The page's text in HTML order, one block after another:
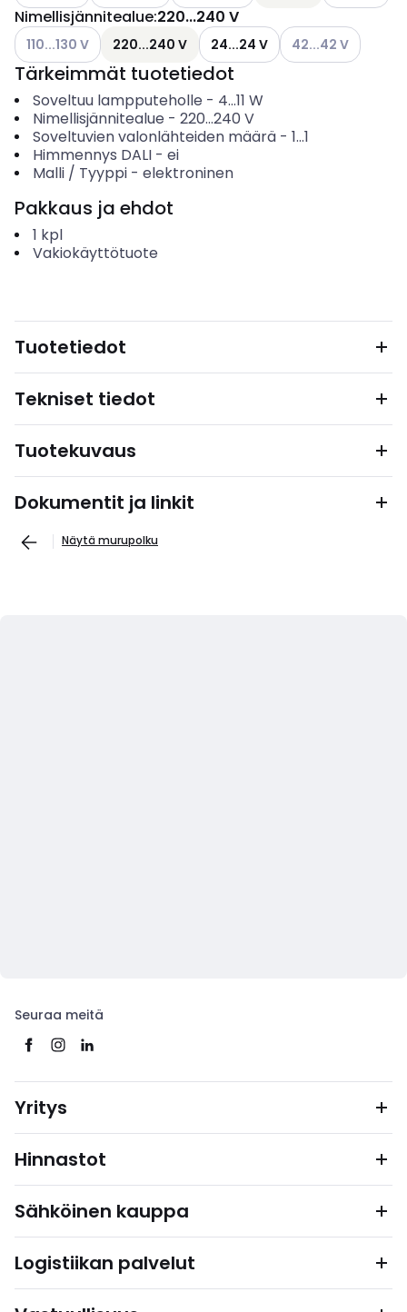
Nimellisjännitealue:220...240 V
Katso käytettävissä olevat vaihtoehdot
110...130 V 220...240 V 24...24 V Katso
42...42 V
Tärkeimmät tuotetiedot
Soveltuu lampputeholle - 4...11 W
Nimellisjännitealue - 220...240 V
Soveltuvien valonlähteiden määrä- 1...1
Himmennys DALI- ei
Malli / Tyyppi- elektroninen
Pakkaus ja ehdot
1 kpl
Vakiokäyttötuote
Tuotetiedot
Tekniset tiedot
Tuotekuvaus
Dokumentit ja linkit
Näytä murupolku
Seuraa meitä
Yritys
Hinnastot
Sähköinen kauppa
Logistiikan palvelut